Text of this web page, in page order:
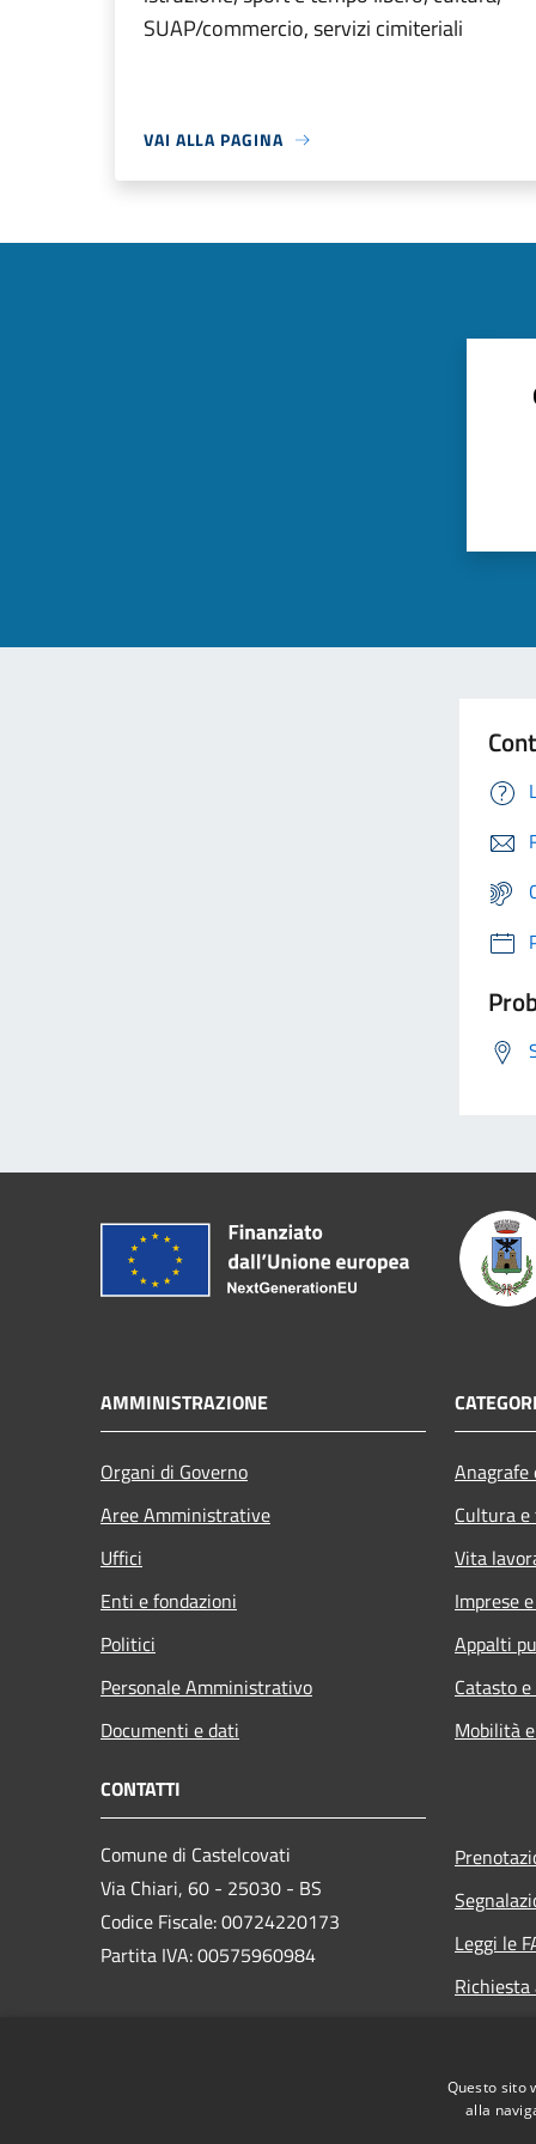
SUAP/commercio, servizi cimiteriali
VAI ALLA PAGINA
AMMINISTRAZIONE
Organi di Governo
Aree Amministrative
Uffici
Enti e fondazioni
Politici
Personale Amministrativo
Documenti e dati
Cultura
Vita
Imprese
Appalti
Catasto
Mobilità
CONTATTI
Comune di Castelcovati
Via Chiari, 60 - 25030 - BS
Codice Fiscale: 00724220173
Partita IVA: 00575960984
Leggi le
Questo sito
alla